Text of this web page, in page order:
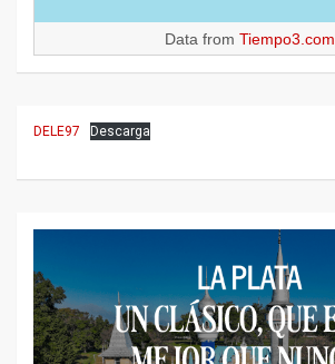
Data from Tiempo3.com
DELE97 Descarga